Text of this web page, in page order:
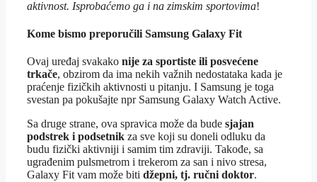
aktivnost. Isprobaćemo ga i na zimskim sportovima!
Kome bismo preporučili Samsung Galaxy Fit
Ovaj uređaj svakako nije za sportiste ili posvećene
trkače, obzirom da ima nekih važnih nedostataka kada je
praćenje fizičkih aktivnosti u pitanju. I Samsung je toga
svestan pa pokušajte npr Samsung Galaxy Watch Active.
Sa druge strane, ova spravica može da bude sjajan
podstrek i podsetnik za sve koji su doneli odluku da
budu fizički aktivniji i samim tim zdraviji. Takođe, sa
ugrađenim pulsmetrom i trekerom za san i nivo stresa,
Galaxy Fit vam može biti džepni, tj. ručni doktor.